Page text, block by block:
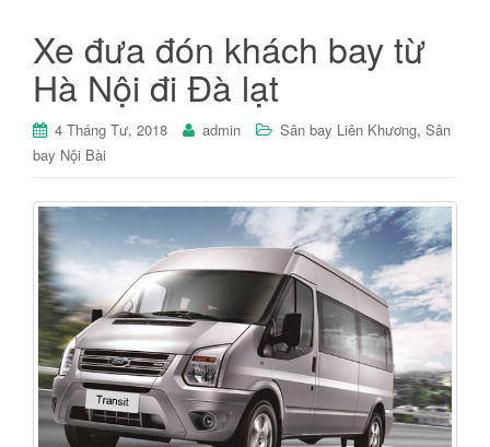
Xe đưa đón khách bay từ
Hà Nội đi Đà lạt
4 Tháng Tư, 2018 admin Sân bay Liên Khương, Sân
bay Nội Bài